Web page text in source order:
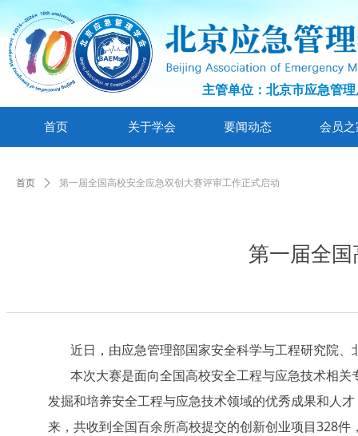
主管单位：北京市应急管理
首页 关于学会 要闻动态 会员之
第一届全
近日，由应急管理部国家安全科学与工程研究院
本次大赛是面向全国高校安全工程与应急技术相
发掘和培养安全工程与应急技术领域的优秀成果和人
来，共收到全国百余所高校提交的创新创业项目328
首页 ꄲ 第一届全国高校安全应急双创大赛评审工作正式启动